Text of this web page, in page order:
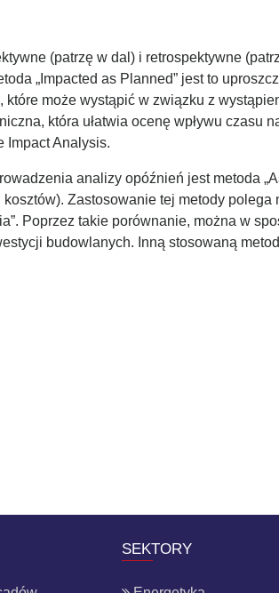
(patrzę w dal) i retrospektywne
„Impacted as Planned” jest to
może wystąpić w związku z
która ułatwia ocenę wpływu czasu
Impact Analysis.
analizy opóźnień jest metoda
Zastosowanie tej metody
Poprzez takie porównanie, można w
budowlanych. Inną stosowaną
SEKTORY